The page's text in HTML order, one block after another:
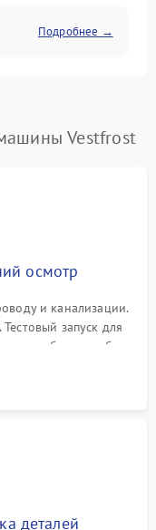
Подробнее →
Подробнее →
Vestfrost
осмотр
и канализации.
запуск для
или сбоев в работе
деталей